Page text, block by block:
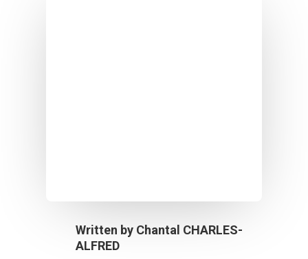
Written by Chantal CHARLES-
ALFRED